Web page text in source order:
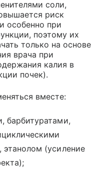
соли,
риск
особенно при
поэтому их
только на основе
врача при
калия в
почек).
вместе:
барбитуратами,
этанолом (усиление